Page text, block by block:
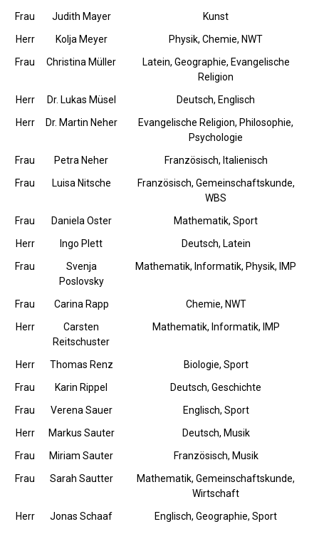
Frau
Judith Mayer
Kunst
Herr
Kolja Meyer
Physik, Chemie, NWT
Frau
Christina Müller
Latein, Geographie, Evangelische
Religion
Herr
Dr. Lukas Müsel
Deutsch, Englisch
Herr
Dr. Martin Neher
Evangelische Religion, Philosophie,
Psychologie
Frau
Petra Neher
Französisch, Italienisch
Frau
Luisa Nitsche
Französisch, Gemeinschaftskunde,
WBS
Frau
Daniela Oster
Mathematik, Sport
Herr
Ingo Plett
Deutsch, Latein
Frau
Svenja
Poslovsky
Mathematik, Informatik, Physik, IMP
Frau Carina Rapp
Chemie, NWT
Herr
Carsten
Reitschuster
Mathematik, Informatik, IMP
Herr Thomas Renz
Biologie, Sport
Frau
Karin Rippel
Deutsch, Geschichte
Frau
Verena Sauer
Englisch, Sport
Herr
Markus Sauter
Deutsch, Musik
Frau
Miriam Sauter
Französisch, Musik
Frau
Sarah Sautter
Mathematik, Gemeinschaftskunde,
Wirtschaft
Herr
Jonas Schaaf
Englisch, Geographie, Sport